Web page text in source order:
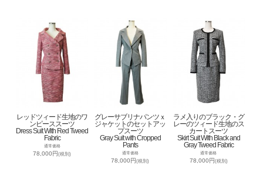
レッドツィード生地のワ
ンピーススーツ
Dress Suit With Red Tweed
Fabric
通常価格
78,000円(税別)
グレーサブリナパンツｘ
ジャケットのセットアッ
プスーツ
Gray Suit with Cropped
Pants
通常価格
78,000円(税別)
ラメ入りのブラック・グ
レーのツィード生地のス
カートスーツ
Skirt Suit With Black and
Gray Tweed Fabric
通常価格
78,000円(税別)